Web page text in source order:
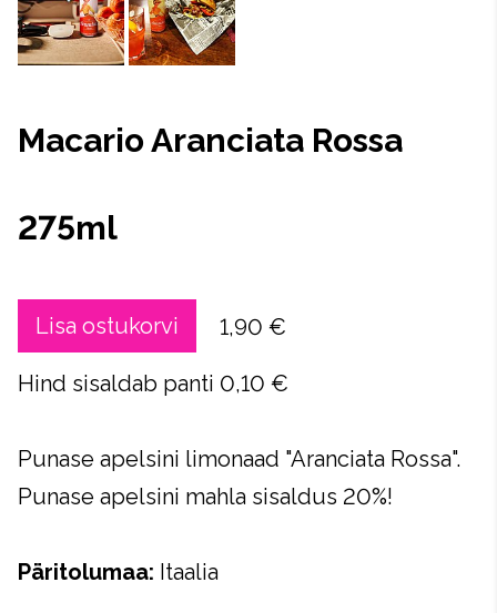
Macario Aranciata Rossa
275ml
Lisa ostukorvi 1,90 €
Hind sisaldab panti 0,10 €
Punase apelsini limonaad "Aranciata Rossa".
Punase apelsini mahla sisaldus 20%!
Päritolumaa: Itaalia